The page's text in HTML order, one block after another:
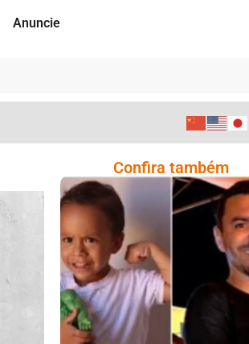
Anuncie
Confira também
Comoção Marca
Despedida De
Menino De 3 Anos E
Reacende Debate
Sobre Proteção À
Infância